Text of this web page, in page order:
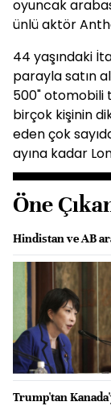
oyuncak
ünlü aktör
44 yaşındaki
parayla satın
500" otomobili
birçok kişinin
eden çok
ayına kadar
Öne
Hindistan ve AB
Trump'tan